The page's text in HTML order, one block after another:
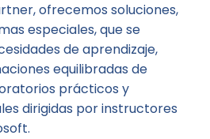
ofrecemos soluciones,
especiales, que se
de aprendizaje,
equilibradas de
prácticos y
dirigidas por instructores